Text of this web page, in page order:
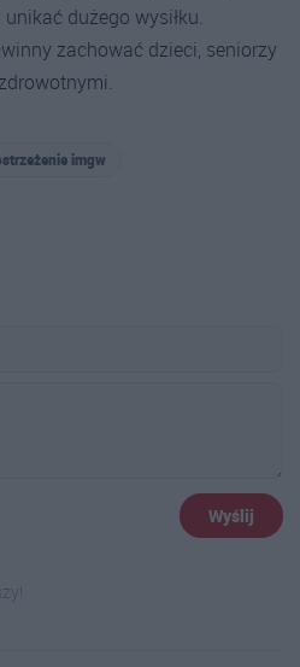
dużego wysiłku.
zachować dzieci, seniorzy
imgw
Wyślij